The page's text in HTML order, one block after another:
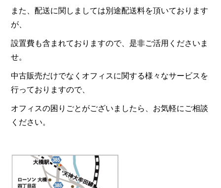
また、配送に関しましては別途配送料を頂いております
が、
設置費も含まれておりますので、是非ご活用くださいま
せ。
中古販売だけでなくオフィスに関する様々なサービスを
行っておりますので、
オフィスの困りごとがございましたら、お気軽にご相談
ください。